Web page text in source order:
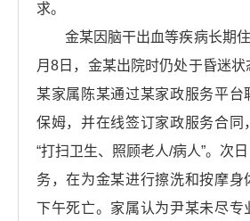
求。
金某因脑干出血等疾病长期住
月8日，金某出院时仍处于昏迷
某家属陈某通过某家政服务平台
保姆，并在线签订家政服务合同
“打扫卫生、照顾老人/病人”。次
务，在为金某进行擦洗和按摩身
下午死亡。家属认为尹某未尽专